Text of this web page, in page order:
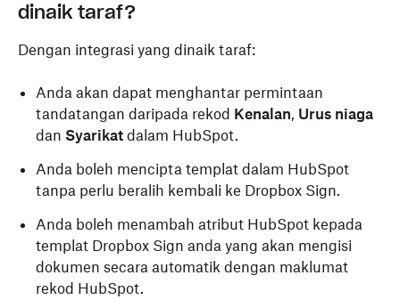
dinaik taraf?
Dengan integrasi yang dinaik taraf:
Anda akan dapat menghantar permintaan
tandatangan daripada rekod Kenalan, Urus niaga
dan Syarikat dalam HubSpot.
Anda boleh mencipta templat dalam HubSpot
tanpa perlu beralih kembali ke Dropbox Sign.
Anda boleh menambah atribut HubSpot kepada
templat Dropbox Sign anda yang akan mengisi
dokumen secara automatik dengan maklumat
rekod HubSpot.